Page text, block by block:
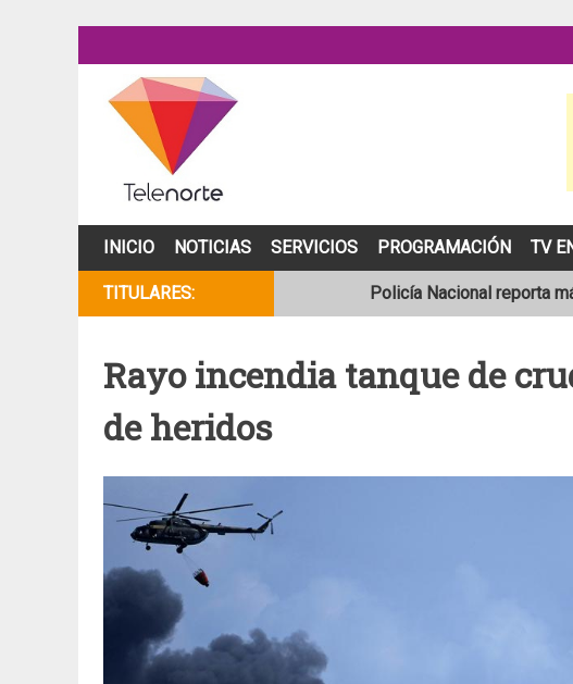
to
content
INICIO NOTICIAS SERVICIOS PROGRAMACIÓN TV
TITULARES: Policía Nacional reporta
Joven motociclista de 19
Rayo incendia tanque de
de heridos